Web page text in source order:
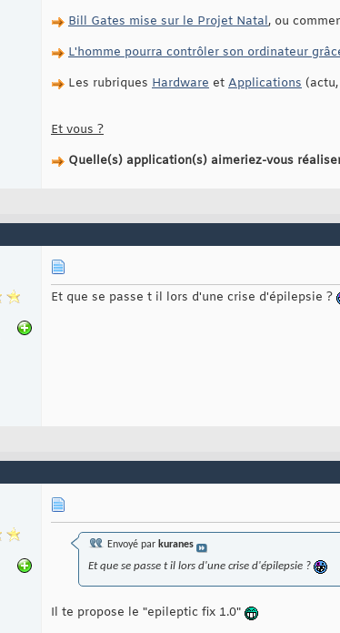
Bill Gates mise sur le Projet Natal, ou
L'homme pourra contrôler son ordinateur
Les rubriques Hardware et Applications
Et vous ?
Quelle(s) application(s) aimeriez-vous
Et que se passe t il lors d'une crise d'épilepsie ?
Envoyé par kuranes
Et que se passe t il lors d'une crise d'épilepsie ?
Il te propose le "epileptic fix 1.0"